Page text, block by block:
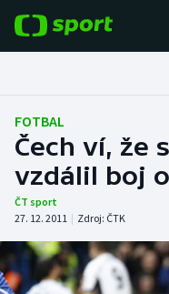
Fotbal
Hokej
Tenis
Atletika
Cyklistika
FOTBAL
Čech ví, že
vzdálil boj
ČT sport
27. 12. 2011 | Zdroj: ČTK